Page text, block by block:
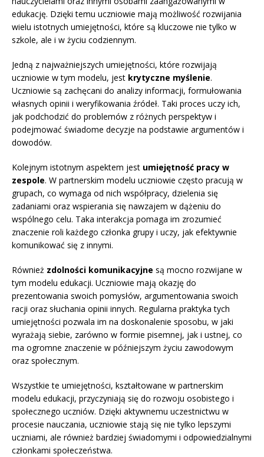
edukację. Dzięki temu uczniowie mają możliwość rozwijania
wielu istotnych umiejętności, które są kluczowe nie tylko w
szkole, ale i w życiu codziennym.
Jedną z najważniejszych umiejętności, które rozwijają
uczniowie w tym modelu, jest krytyczne myślenie.
Uczniowie są zachęcani do analizy informacji, formułowania
własnych opinii i weryfikowania źródeł. Taki proces uczy ich,
jak podchodzić do problemów z różnych perspektyw i
podejmować świadome decyzje na podstawie argumentów i
dowodów.
Kolejnym istotnym aspektem jest umiejętność pracy w
zespole. W partnerskim modelu uczniowie często pracują w
grupach, co wymaga od nich współpracy, dzielenia się
zadaniami oraz wspierania się nawzajem w dążeniu do
wspólnego celu. Taka interakcja pomaga im zrozumieć
znaczenie roli każdego członka grupy i uczy, jak efektywnie
komunikować się z innymi.
Również zdolności komunikacyjne są mocno rozwijane w
tym modelu edukacji. Uczniowie mają okazję do
prezentowania swoich pomysłów, argumentowania swoich
racji oraz słuchania opinii innych. Regularna praktyka tych
umiejętności pozwala im na doskonalenie sposobu, w jaki
wyrażają siebie, zarówno w formie pisemnej, jak i ustnej, co
ma ogromne znaczenie w późniejszym życiu zawodowym
oraz społecznym.
Wszystkie te umiejętności, kształtowane w partnerskim
modelu edukacji, przyczyniają się do rozwoju osobistego i
społecznego uczniów. Dzięki aktywnemu uczestnictwu w
procesie nauczania, uczniowie stają się nie tylko lepszymi
uczniami, ale również bardziej świadomymi i odpowiedzialnymi
członkami społeczeństwa.